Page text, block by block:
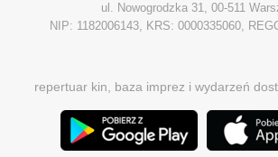
ul. Nowogrodzka 31, 00-511
NIP: 1182006143, KRS: 0000335060,
repertuar kin, baza imprez i wydarzeń